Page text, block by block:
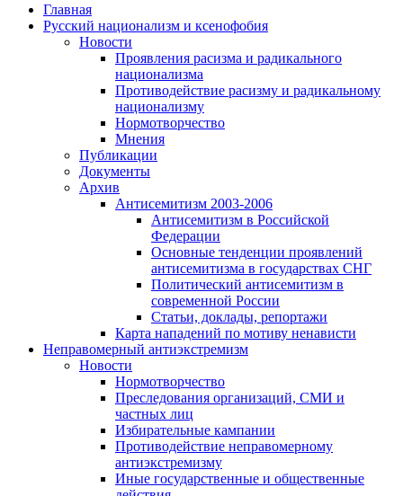
Главная
Русский национализм и ксенофобия
Новости
Проявления расизма и радикального
национализма
Противодействие расизму и радикальному
национализму
Нормотворчество
Мнения
Публикации
Документы
Архив
Антисемитизм 2003-2006
Антисемитизм в Российской
Федерации
Основные тенденции проявлений
антисемитизма в государствах СНГ
Политический антисемитизм в
современной России
Статьи, доклады, репортажи
Карта нападений по мотиву ненависти
Неправомерный антиэкстремизм
Новости
Нормотворчество
Преследования организаций, СМИ и
частных лиц
Избирательные кампании
Противодействие неправомерному
антиэкстремизму
Иные государственные и общественные